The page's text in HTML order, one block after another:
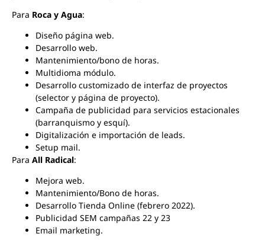
Para Roca y Agua:
Diseño página web.
Desarrollo web.
Mantenimiento/bono de horas.
Multidioma módulo.
Desarrollo customizado de interfaz de proyectos
(selector y página de proyecto).
Campaña de publicidad para servicios estacionales
(barranquismo y esquí).
Digitalización e importación de leads.
Setup mail.
Para All Radical:
Mejora web.
Mantenimiento/Bono de horas.
Desarrollo Tienda Online (febrero 2022).
Publicidad SEM campañas 22 y 23
Email marketing.